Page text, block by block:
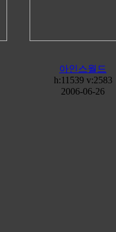
아인스월드
h:11539 v:2583
2006-06-26